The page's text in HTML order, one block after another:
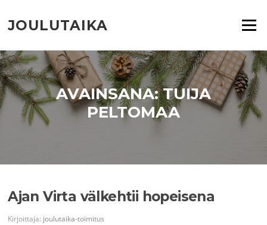
suoraan
sisältöön
JOULUTAIKA Valikko
AVAINSANA:TUIJA
PELTOMAA
Ajan Virta välkehtii hopeisena
Kirjoittaja: joulutaika-toimitus